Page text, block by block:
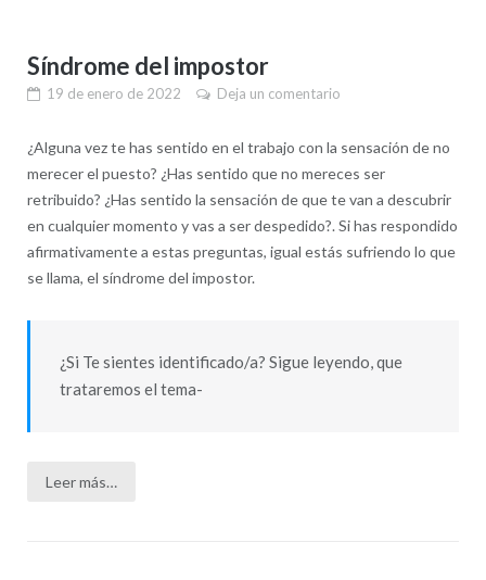
Síndrome del impostor
19 de enero de 2022 Deja un comentario
¿Alguna vez te has sentido en el trabajo con la sensación de no
merecer el puesto? ¿Has sentido que no mereces ser
retribuido? ¿Has sentido la sensación de que te van a descubrir
en cualquier momento y vas a ser despedido?. Si has respondido
afirmativamente a estas preguntas, igual estás sufriendo lo que
se llama, el síndrome del impostor.
¿Si Te sientes identificado/a? Sigue leyendo, que
trataremos el tema-
Leer más…